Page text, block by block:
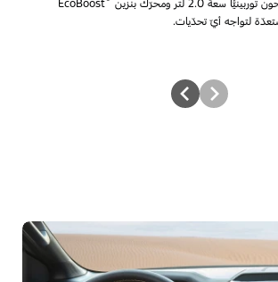
2.0 لتر ومحرّك بنزين
EcoBoost
لتواجه أيّ تحدّيات.